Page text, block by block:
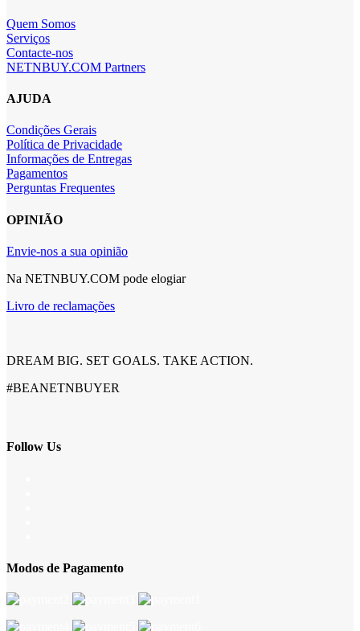
Quem Somos
Serviços
Contacte-nos
NETNBUY.COM Partners
AJUDA
Condições Gerais
Política de Privacidade
Informações de Entregas
Pagamentos
Perguntas Frequentes
OPINIÃO
Envie-nos a sua opinião
Na NETNBUY.COM pode elogiar
Livro de reclamações
DREAM BIG. SET GOALS. TAKE ACTION.
#BEANETNBUYER
Follow Us
Modos de Pagamento